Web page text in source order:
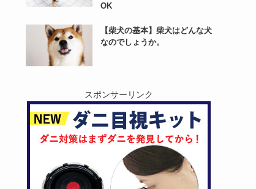
OK
【柴犬の基本】柴犬はどんな犬
なのでしょうか。
スポンサーリンク